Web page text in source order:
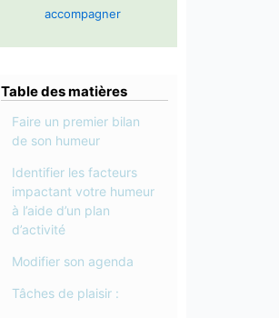
accompagner
Table des matières
Faire un premier bilan
de son humeur
Identifier les facteurs
impactant votre humeur
à l’aide d’un plan
d’activité
Modifier son agenda
Tâches de plaisir :